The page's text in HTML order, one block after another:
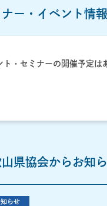
ー・イベント情
・セミナーの開催予定は
県協会からお知
知らせ